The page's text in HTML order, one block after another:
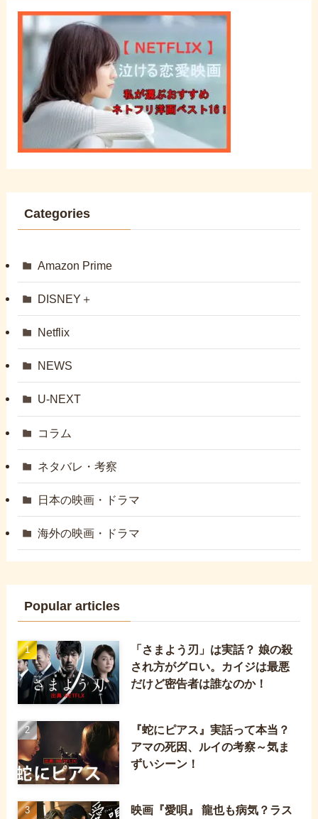
Categories
Amazon Prime
DISNEY＋
Netflix
NEWS
U-NEXT
コラム
ネタバレ・考察
日本の映画・ドラマ
海外の映画・ドラマ
Popular articles
「さまよう刃」は実話？ 娘の殺
され方がグロい。カイジは最悪
だけど密告者は誰なのか！
『蛇にピアス』実話って本当？
アマの死因、ルイの考察～気ま
ずいシーン！
映画『愛唄』 龍也も病気？ラス